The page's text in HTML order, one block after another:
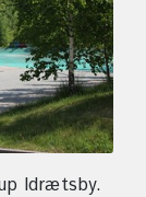
Idrætsby.